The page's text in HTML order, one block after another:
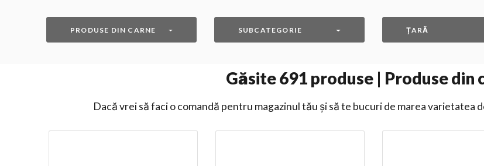
PRODUSE DIN CARNE SUBCATEGORIE ȚARĂ
Găsite691 produse | Produse din
Dacă vrei să faci o comandă pentru magazinul tău și să te bucuri de marea varietatea